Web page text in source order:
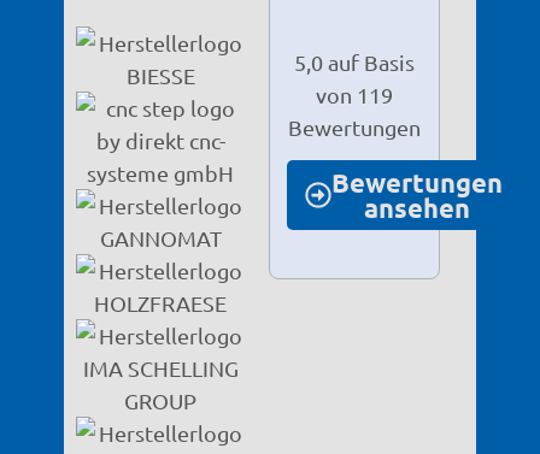
Bewertungen
Bewertungen
ansehen